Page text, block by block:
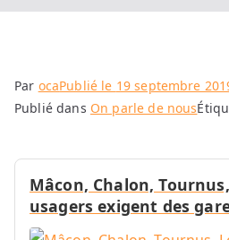
Par ocaPublié le 19 septembre
Publié dans On parle de nous
Mâcon, Chalon,
usagers exigent des
!